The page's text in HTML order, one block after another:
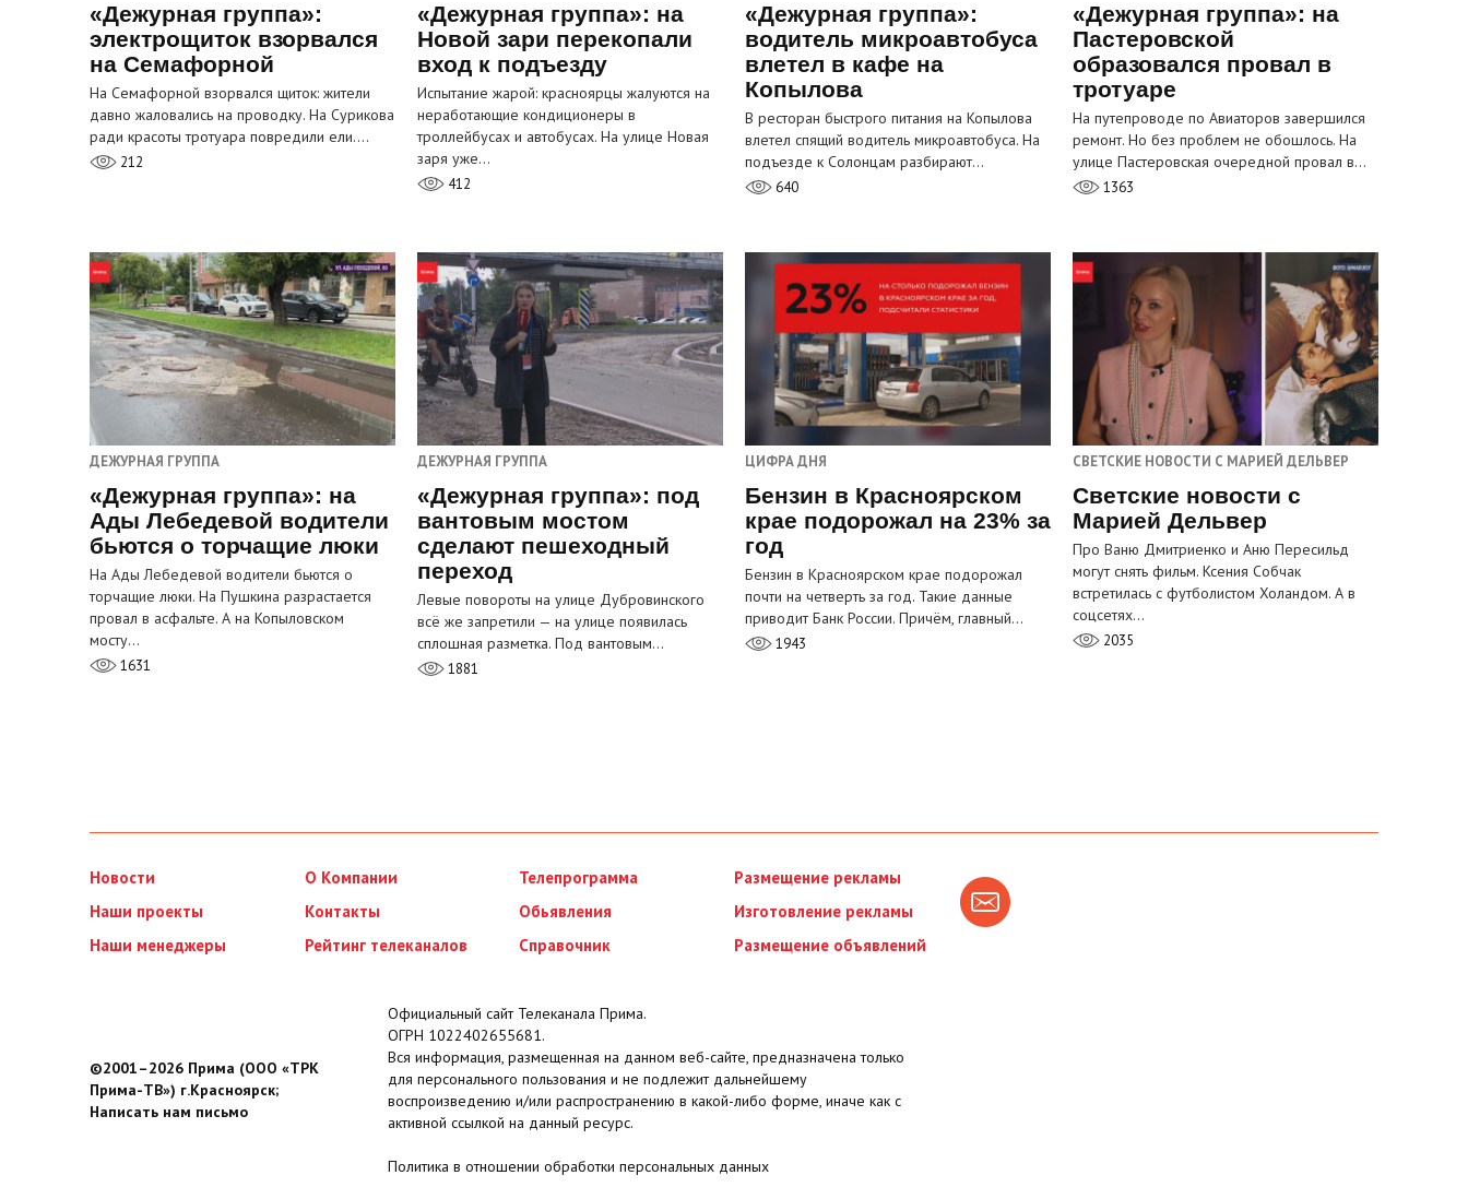
«Дежурная группа»:
электрощиток взорвался
на Семафорной
На Семафорной взорвался щиток: жители
давно жаловались на проводку. На Сурикова
ради красоты тротуара повредили ели.…
212
«Дежурная группа»: на
Новой зари перекопали
вход к подъезду
Испытание жарой: красноярцы жалуются на
неработающие кондиционеры в
троллейбусах и автобусах. На улице Новая
заря уже…
412
«Дежурная группа»:
водитель микроавтобуса
влетел в кафе на
Копылова
В ресторан быстрого питания на Копылова
влетел спящий водитель микроавтобуса. На
подъезде к Солонцам разбирают…
640
«Дежурная группа»: на
Пастеровской
образовался провал в
тротуаре
На путепроводе по Авиаторов завершился
ремонт. Но без проблем не обошлось. На
улице Пастеровская очередной провал в…
1363
ДЕЖУРНАЯ ГРУППА
«Дежурная группа»: на
Ады Лебедевой водители
бьются о торчащие люки
На Ады Лебедевой водители бьются о
торчащие люки. На Пушкина разрастается
провал в асфальте. А на Копыловском
мосту…
1631
ДЕЖУРНАЯ ГРУППА
«Дежурная группа»: под
вантовым мостом
сделают пешеходный
переход
Левые повороты на улице Дубровинского
всё же запретили — на улице появилась
сплошная разметка. Под вантовым…
1881
ЦИФРА ДНЯ
Бензин в Красноярском
крае подорожал на 23% за
год
Бензин в Красноярском крае подорожал
почти на четверть за год. Такие данные
приводит Банк России. Причём, главный…
1943
СВЕТСКИЕ НОВОСТИ С МАРИЕЙ ДЕЛЬВЕР
Светские новости с
Марией Дельвер
Про Ваню Дмитриенко и Аню Пересильд
могут снять фильм. Ксения Собчак
встретилась с футболистом Холандом. А в
соцсетях…
2035
Новости
Наши проекты
Наши менеджеры
О Компании
Контакты
Рейтинг телеканалов
Телепрограмма
Обьявления
Справочник
Размещение рекламы
Изготовление рекламы
Размещение объявлений
©2001–2026 Прима (ООО «ТРК
Прима-ТВ») г.Красноярск;
Написать нам письмо
Официальный сайт Телеканала Прима.
ОГРН 1022402655681.
Вся информация, размещенная на данном веб-сайте, предназначена только
для персонального пользования и не подлежит дальнейшему
воспроизведению и/или распространению в какой-либо форме, иначе как с
активной ссылкой на данный ресурс.
Политика в отношении обработки персональных данных